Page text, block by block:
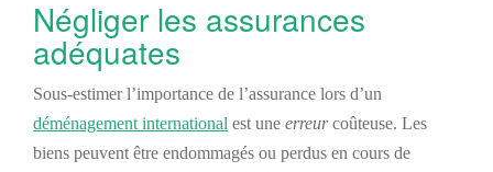
Négliger les assurances
adéquates
Sous-estimer l’importance de l’assurance lors d’un
déménagement international est une erreurcoûteuse. Les
biens peuvent être endommagés ou perdus en cours de